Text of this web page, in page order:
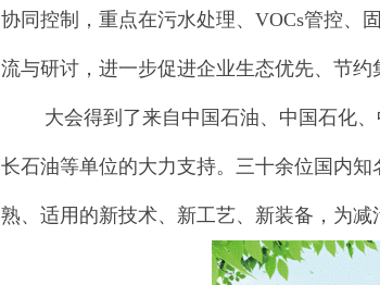
协同控制，重点在污水处理、VOCs管控、
流与研讨，进一步促进企业生态优先、节约
大会得到了来自中国石油、中国石化、
长石油等单位的大力支持。三十余位国内
熟、适用的新技术、新工艺、新装备，为减